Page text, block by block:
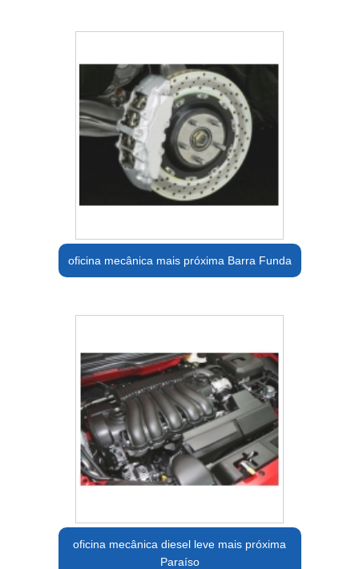
oficina mecânica mais próxima Barra Funda
oficina mecânica diesel leve mais próxima
Paraíso